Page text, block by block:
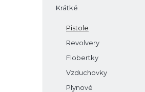
Krátké
Pistole
Revolvery
Flobertky
Vzduchovky
Plynové